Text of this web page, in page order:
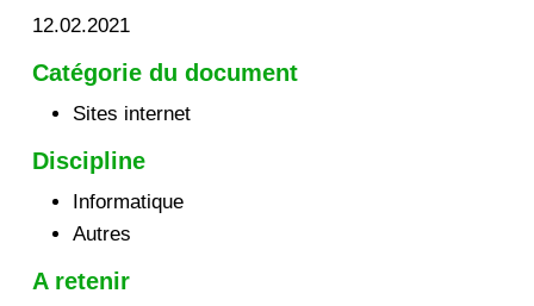
12.02.2021
Catégorie du document
Sites internet
Discipline
Informatique
Autres
A retenir